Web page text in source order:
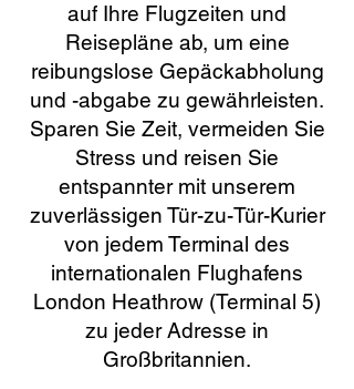
auf Ihre Flugzeiten und
Reisepläne ab, um eine
reibungslose Gepäckabholung
und -abgabe zu gewährleisten.
Sparen Sie Zeit, vermeiden Sie
Stress und reisen Sie
entspannter mit unserem
zuverlässigen Tür-zu-Tür-Kurier
von jedem Terminal des
internationalen Flughafens
London Heathrow (Terminal 5)
zu jeder Adresse in
Großbritannien.